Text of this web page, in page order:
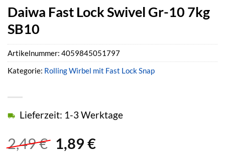
Daiwa Fast Lock Swivel Gr-10 7kg
SB10
2,49€ Ursprünglicher
1,89 €Aktueller
Lieferzeit: 1-3 Werktage
Artikelnummer: 4059845051797
Kategorie: Rolling Wirbel mit Fast Lock Snap